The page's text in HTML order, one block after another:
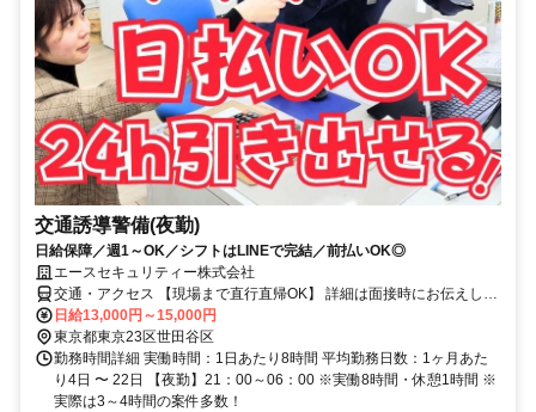
交通誘導警備(夜勤)
日給保障／週1～OK／シフトはLINEで完結／前払いOK◎
エースセキュリティー株式会社
交通・アクセス 【現場まで直行直帰OK】 詳細は面接時にお伝えしま
す
日給13,000円～15,000円
東京都東京23区世田谷区
勤務時間詳細 実働時間：1日あたり8時間 平均勤務日数：1ヶ月あた
り4日 〜 22日 【夜勤】21：00～06：00 ※実働8時間・休憩1時間 ※
実際は3～4時間の案件多数！